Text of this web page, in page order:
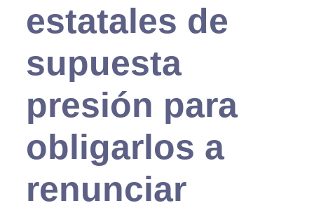
estatales de
supuesta
presión para
obligarlos a
renunciar